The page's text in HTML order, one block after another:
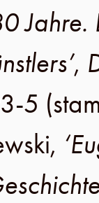
Jahre.
,
5
,